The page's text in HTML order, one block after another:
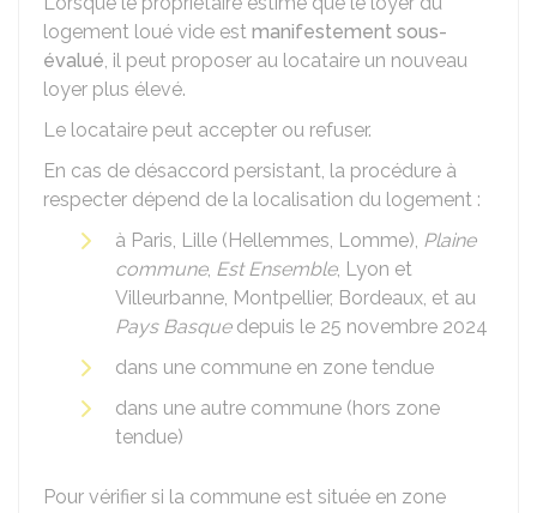
logement loué vide est manifestement sous-
évalué, il peut proposer au locataire un nouveau
loyer plus élevé.
Le locataire peut accepter ou refuser.
En cas de désaccord persistant, la procédure à
respecter dépend de la localisation du logement :
à Paris, Lille (Hellemmes, Lomme), Plaine
commune, Est Ensemble, Lyon et
Villeurbanne, Montpellier, Bordeaux, et au
Pays Basque depuis le 25 novembre 2024
dans une commune en zone tendue
dans une autre commune (hors zone
tendue)
Pour vérifier si la commune est située en zone